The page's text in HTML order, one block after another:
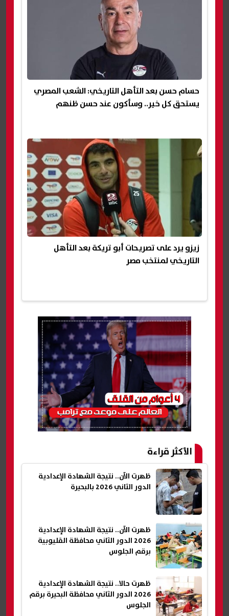
حسام حسن بعد التأهل التاريخي: الشعب المصري
يستحق كل خير.. وسأكون عند حسن ظنهم
زيزو يرد على تصريحات أبو تريكة بعد التأهل
التاريخي لمنتخب مصر
الأكثر قراءة
ظهرت الآن.. نتيجة الشهادة الإعدادية
الدور الثاني 2026 بالبحيرة
ظهرت الآن.. نتيجة الشهادة الإعدادية
2026 الدور الثاني محافظة القليوبية
برقم الجلوس
ظهرت حالا.. نتيجة الشهادة الإعدادية
2026 الدور الثاني محافظة البحيرة برقم
الجلوس